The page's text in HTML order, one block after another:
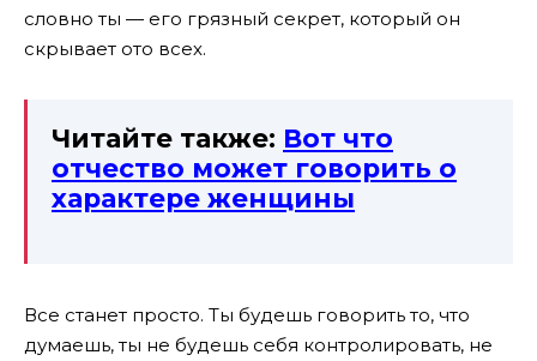
словно ты — его грязный секрет, который он
скрывает ото всех.
Читайте также: Вот что
отчество может говорить о
характере женщины
Все станет просто. Ты будешь говорить то, что
думаешь, ты не будешь себя контролировать, не